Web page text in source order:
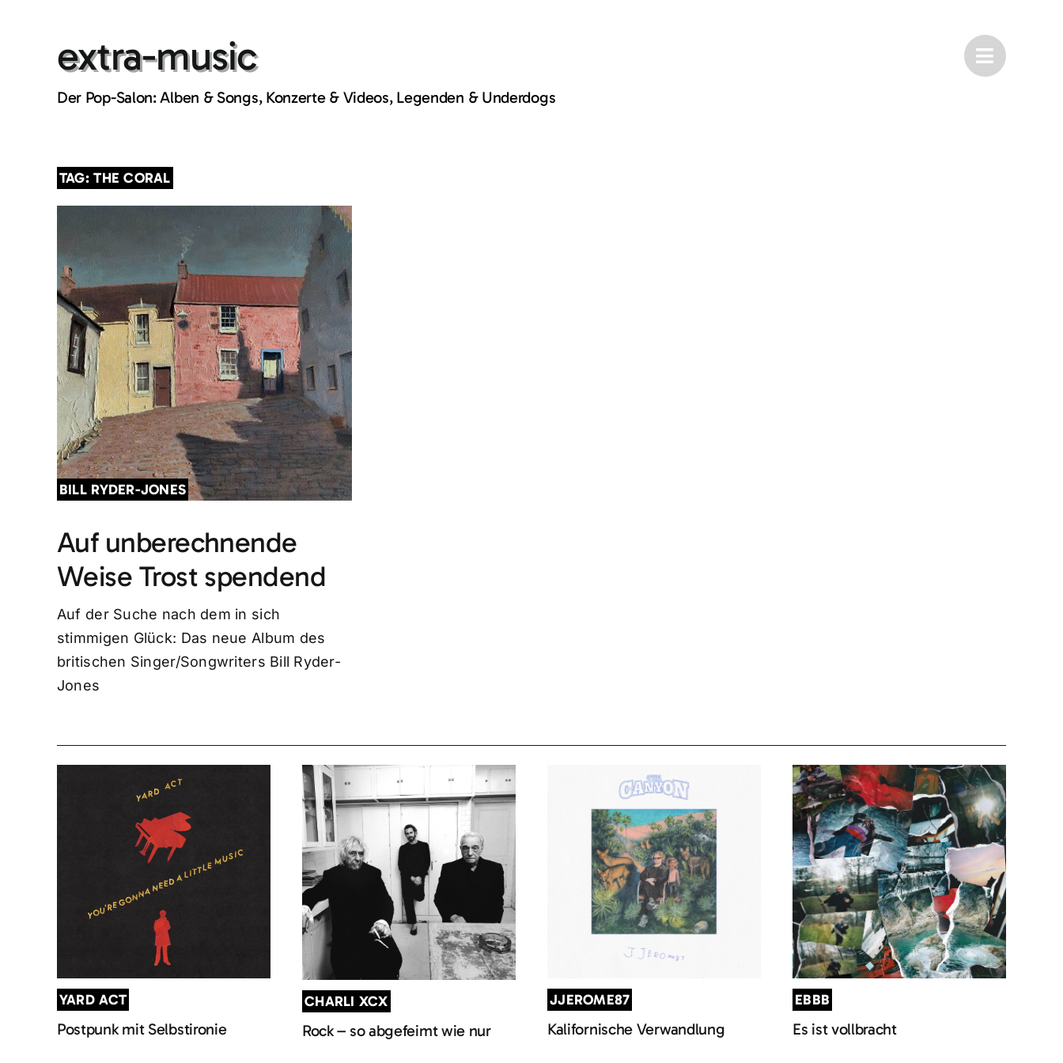
extra-music
Der Pop-Salon: Alben & Songs, Konzerte & Videos, Legenden & Underdogs
TAG: THE CORAL
BILL RYDER-JONES
Auf unberechnende
Weise Trost spendend
Auf der Suche nach dem in sich
stimmigen Glück: Das neue Album des
britischen Singer/Songwriters Bill Ryder-
Jones
YARD ACT
Postpunk mit Selbstironie
CHARLI XCX
Rock – so abgefeimt wie nur
JJEROME87
Kalifornische Verwandlung
EBBB
Es ist vollbracht